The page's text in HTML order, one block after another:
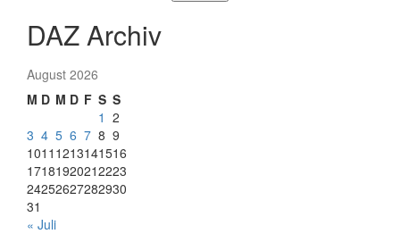
DAZ Archiv
August 2026
M D M D F S S
1 2
3 4 5 6 7 8 9
1011 1213141516
17181920212223
24252627282930
31
« Juli